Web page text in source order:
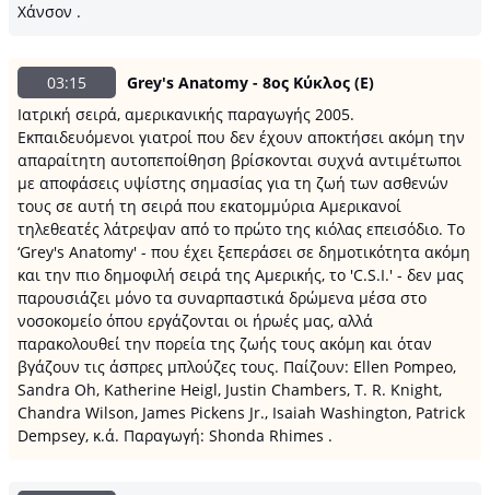
Χάνσον .
03:15
Grey's Anatomy - 8ος Κύκλος (Ε)
Ιατρική σειρά, αμερικανικής παραγωγής 2005.
Εκπαιδευόμενοι γιατροί που δεν έχουν αποκτήσει ακόμη την
απαραίτητη αυτοπεποίθηση βρίσκονται συχνά αντιμέτωποι
με αποφάσεις υψίστης σημασίας για τη ζωή των ασθενών
τους σε αυτή τη σειρά που εκατομμύρια Αμερικανοί
τηλεθεατές λάτρεψαν από το πρώτο της κιόλας επεισόδιο. Το
‘Grey's Anatomy' - που έχει ξεπεράσει σε δημοτικότητα ακόμη
και την πιο δημοφιλή σειρά της Αμερικής, το 'C.S.I.' - δεν μας
παρουσιάζει μόνο τα συναρπαστικά δρώμενα μέσα στο
νοσοκομείο όπου εργάζονται οι ήρωές μας, αλλά
παρακολουθεί την πορεία της ζωής τους ακόμη και όταν
βγάζουν τις άσπρες μπλούζες τους. Παίζουν: Ellen Pompeo,
Sandra Oh, Katherine Heigl, Justin Chambers, T. R. Knight,
Chandra Wilson, James Pickens Jr., Isaiah Washington, Patrick
Dempsey, κ.ά. Παραγωγή: Shonda Rhimes .